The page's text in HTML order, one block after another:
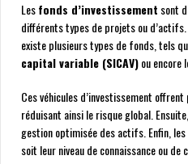
Lesfonds d’investissement sont
différents types de projets ou
existe plusieurs types de fonds, tels
capital variable (SICAV)ou encore
Ces véhicules d’investissement
réduisant ainsi le risque global.
gestion optimisée des actifs. Enfin,
soit leur niveau de connaissance ou de